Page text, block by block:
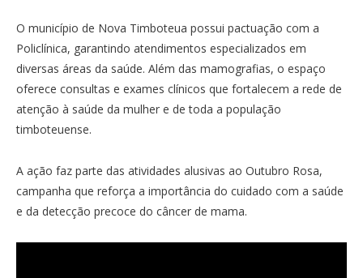
O município de Nova Timboteua possui pactuação com a
Policlínica, garantindo atendimentos especializados em
diversas áreas da saúde. Além das mamografias, o espaço
oferece consultas e exames clínicos que fortalecem a rede de
atenção à saúde da mulher e de toda a população
timboteuense.
A ação faz parte das atividades alusivas ao Outubro Rosa,
campanha que reforça a importância do cuidado com a saúde
e da detecção precoce do câncer de mama.